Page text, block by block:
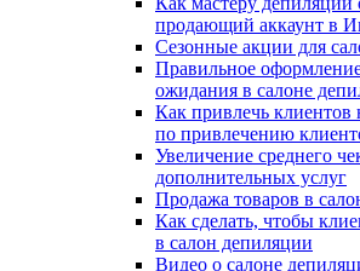
продающий аккаунт в
Сезонные акции для
Правильное
ожидания в салоне
Как привлечь
по привлечению
Увеличение среднего
дополнительных услуг
Продажа товаров в
Как сделать, чтобы
в салон депиляции
Видео о салоне